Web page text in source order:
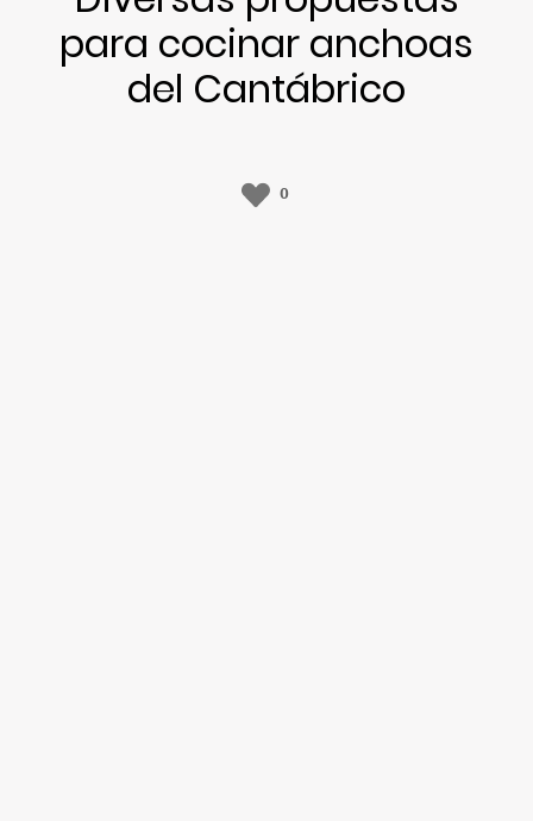
para cocinar anchoas
del Cantábrico
0